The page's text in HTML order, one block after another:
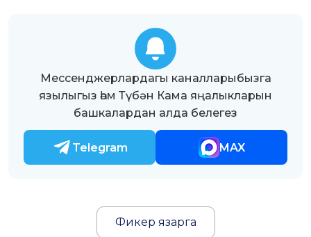
Мессенджерлардагы каналларыбызга
язылыгыз һәм Түбән Кама яңалыкларын
башкалардан алда белегез
Telegram MAX
Фикер язарга